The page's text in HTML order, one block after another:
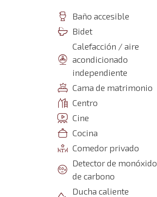
Baño accesible
Bidet
Calefacción / aire
acondicionado
independiente
Cama de matrimonio
Centro
Cine
Cocina
Comedor privado
Detector de monóxido
de carbono
Ducha caliente